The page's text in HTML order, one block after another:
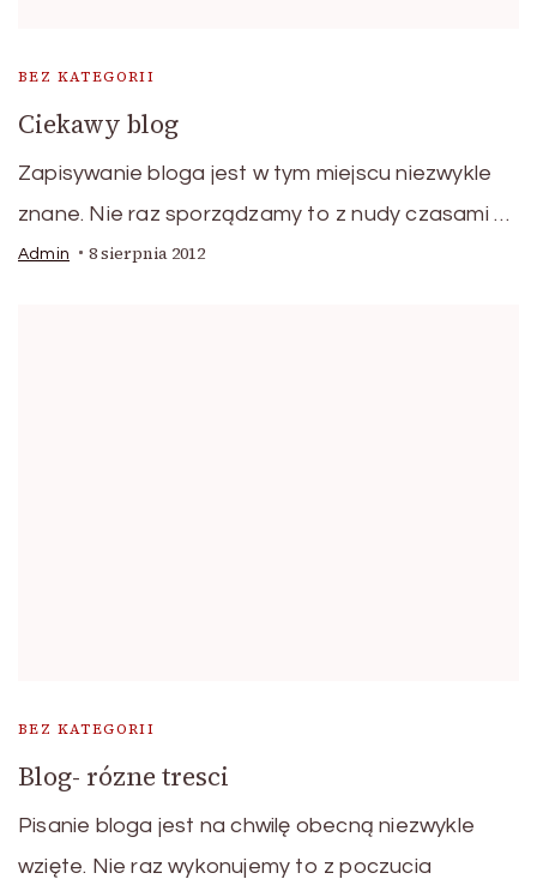
BEZ KATEGORII
Ciekawy blog
Zapisywanie bloga jest w tym miejscu niezwykle
znane. Nie raz sporządzamy to z nudy czasami …
Admin 8 sierpnia 2012
BEZ KATEGORII
Blog- rózne tresci
Pisanie bloga jest na chwilę obecną niezwykle
wzięte. Nie raz wykonujemy to z poczucia